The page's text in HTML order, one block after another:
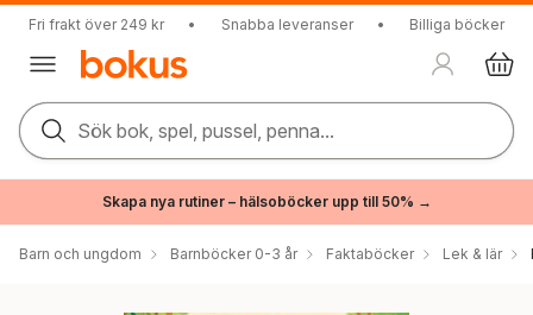
Fri frakt över 249 kr • Snabba leveranser • Billiga böcker
Sök bok, spel, pussel, penna...
Skapa nya rutiner – hälsoböcker upp till 50% →
Barn och ungdom Barnböcker 0-3 år Faktaböcker Lek & lär